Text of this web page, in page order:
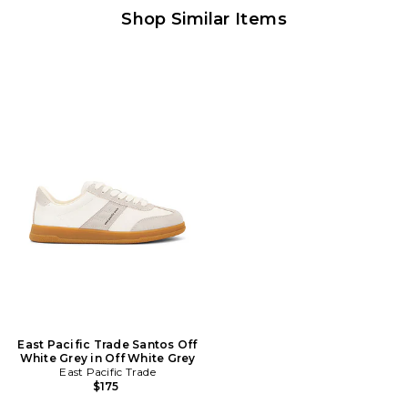
Shop Similar Items
East Pacific Trade Santos Off
White Grey in Off White Grey
East Pacific Trade
$175